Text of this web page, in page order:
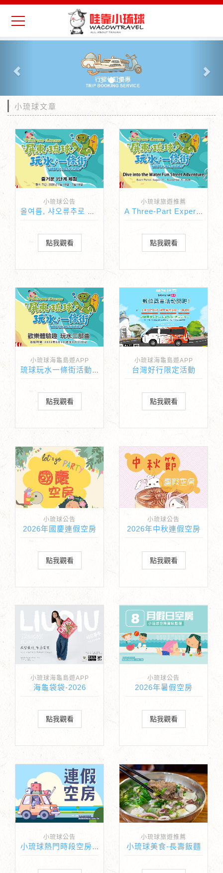
Previous
小琉球文章
小琉球公告
點我觀看
小琉球旅遊推薦
點我觀看
小琉球海龜島遊APP
琉球玩水一條街活動來啦
點我觀看
小琉球海龜島遊APP
台灣好行限定活動
點我觀看
小琉球公告
2026年國慶連假空房
點我觀看
小琉球公告
2026年中秋連假空房
點我觀看
小琉球海龜島遊APP
海龜袋袋-2026
點我觀看
小琉球公告
2026年暑假空房
點我觀看
小琉球公告 小琉球旅遊推薦
小琉球美食-長壽飯麵